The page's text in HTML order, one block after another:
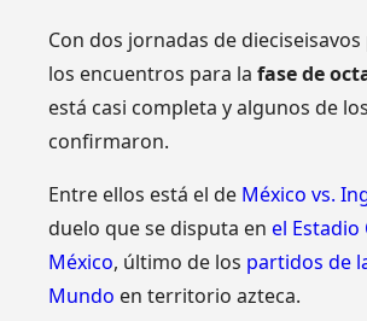
Con dos jornadas de
los encuentros para lafase de
está casi completa y algunos de
confirmaron.
Entre ellos está el de México vs.
duelo que se disputa enel Estadio
México, último de los partidos de
Mundo en territorio azteca.